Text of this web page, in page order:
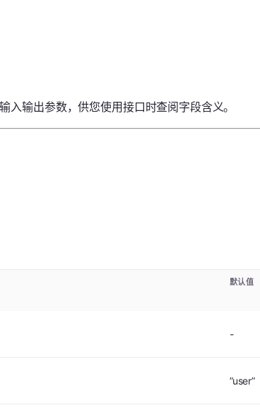
入输出参数，供您使用接口时查阅字段含义。
默认值
-
”user”